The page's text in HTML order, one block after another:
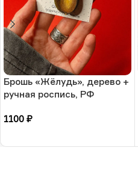
Брошь «Жёлудь», дерево +
ручная роспись, РФ
1100 ₽